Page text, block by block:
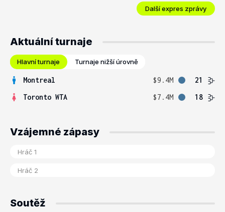
Další expres zprávy
Aktuální turnaje
Hlavní turnaje Turnaje nižší úrovně
Montreal $9.4M
21
Toronto WTA
$7.4M 18
Vzájemné zápasy
Soutěž